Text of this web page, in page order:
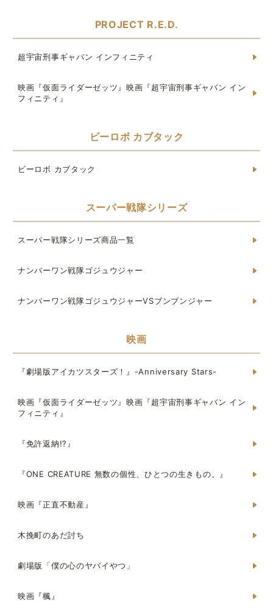
PROJECT R.E.D.
超宇宙刑事ギャバン インフィニティ
映画『仮面ライダーゼッツ』映画『超宇宙刑事ギャバン イン
フィニティ』
ビーロボ カブタック
ビーロボ カブタック
スーパー戦隊シリーズ
スーパー戦隊シリーズ商品一覧
ナンバーワン戦隊ゴジュウジャー
ナンバーワン戦隊ゴジュウジャーVSブンブンジャー
映画
『劇場版アイカツスターズ！』-Anniversary Stars-
映画『仮面ライダーゼッツ』映画『超宇宙刑事ギャバン イン
フィニティ』
『免許返納!?』
『ONE CREATURE 無数の個性、ひとつの生きもの。』
映画『正直不動産』
木挽町のあだ討ち
劇場版「僕の心のヤバイやつ」
映画『楓』